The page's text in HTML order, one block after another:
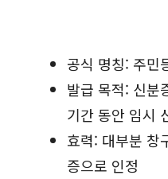
공식 명칭: 주민
발급 목적: 신분
기간 동안 임시
효력: 대부분 창
증으로 인정